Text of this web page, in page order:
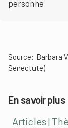
personne
Source: Barbara
Senectute)
En savoir plus
Articles |